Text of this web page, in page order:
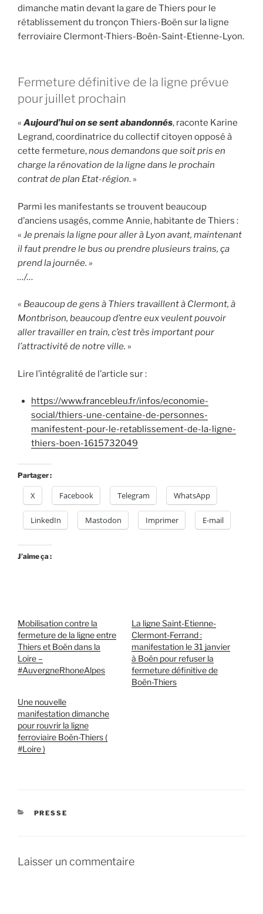
dimanche matin devant la gare de Thiers pour le
rétablissement du tronçon Thiers-Boën sur la ligne
ferroviaire Clermont-Thiers-Boën-Saint-Etienne-Lyon.
Fermeture définitive de la ligne prévue
pour juillet prochain
« Aujourd’hui on se sent abandonnés, raconte Karine
Legrand, coordinatrice du collectif citoyen opposé à
cette fermeture,nous demandons que soit pris en
charge la rénovation de la ligne dans le prochain
contrat de plan Etat-région. »
Parmi les manifestants se trouvent beaucoup
d’anciens usagés, comme Annie, habitante de Thiers :
« Je prenais la ligne pour aller à Lyon avant, maintenant
il faut prendre le bus ou prendre plusieurs trains, ça
prend la journée. »
…/…
« Beaucoup de gens à Thiers travaillent à Clermont, à
Montbrison, beaucoup d’entre eux veulent pouvoir
aller travailler en train, c’est très important pour
l’attractivité de notre ville. »
Lire l’intégralité de l’article sur :
https://www.francebleu.fr/infos/economie-
social/thiers-une-centaine-de-personnes-
manifestent-pour-le-retablissement-de-la-ligne-
thiers-boen-1615732049
Partager :
X Facebook Telegram WhatsApp
LinkedIn Mastodon Imprimer E-mail
J’aime ça :
Mobilisation contre la
fermeture de la ligne entre
Thiers et Boën dans la
Loire –
#AuvergneRhoneAlpes
La ligne Saint-Etienne-
Clermont-Ferrand :
manifestation le 31 janvier
à Boën pour refuser la
fermeture définitive de
Boën-Thiers
Une nouvelle
manifestation dimanche
pour rouvrir la ligne
ferroviaire Boën-Thiers (
#Loire )
CATÉGORIES
PRESSE
Laisser un commentaire